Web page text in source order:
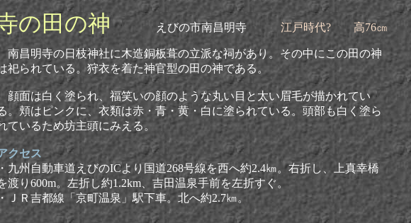
の田の神 えびの市南昌明寺 江戸時代? 高76㎝
南昌明寺の日枝神社に木造銅板葺の立派な祠があり。その中にこの田の神
祀られている。狩衣を着た神官型の田の神である。
面は白く塗られ、福笑いの顔のような丸い目と太い眉毛が描かれてい
。頬はピンクに、衣類は赤・青・黄・白に塗られている。頭部も白く塗ら
ているため坊主頭にみえる。
クセス
九州自動車道えびのICより国道268号線を西へ約2.4㎞。右折し、上真幸橋
渡り600m。左折し約1.2km、吉田温泉手前を左折すぐ。
ＪＲ吉都線「京町温泉」駅下車。北へ約2.7㎞。